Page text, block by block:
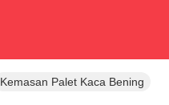
Kemasan Palet Kaca Bening